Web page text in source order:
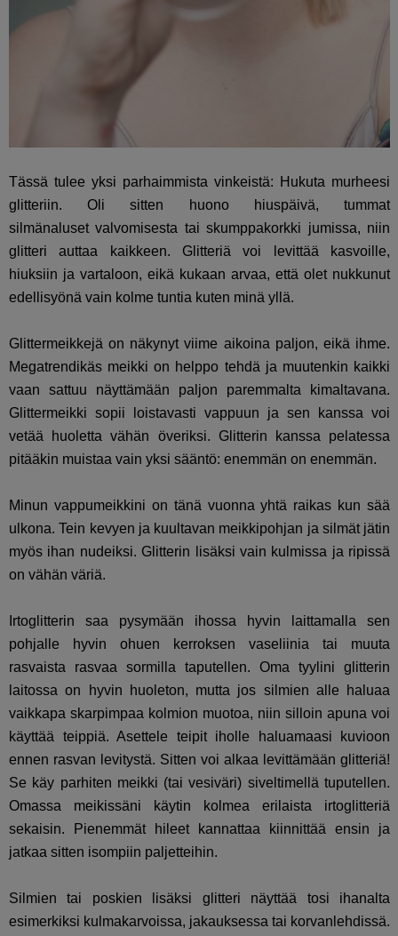
Tässä tulee yksi parhaimmista vinkeistä: Hukuta murheesi
glitteriin. Oli sitten huono hiuspäivä, tummat
silmänaluset valvomisesta tai skumppakorkki jumissa, niin
glitteri auttaa kaikkeen. Glitteriä voi levittää kasvoille,
hiuksiin ja vartaloon, eikä kukaan arvaa, että olet nukkunut
edellisyönä vain kolme tuntia kuten minä yllä.
Glittermeikkejä on näkynyt viime aikoina paljon, eikä ihme.
Megatrendikäs meikki on helppo tehdä ja muutenkin kaikki
vaan sattuu näyttämään paljon paremmalta kimaltavana.
Glittermeikki sopii loistavasti vappuun ja sen kanssa voi
vetää huoletta vähän överiksi. Glitterin kanssa pelatessa
pitääkin muistaa vain yksi sääntö: enemmän on enemmän.
Minun vappumeikkini on tänä vuonna yhtä raikas kun sää
ulkona. Tein kevyen ja kuultavan meikkipohjan ja silmät jätin
myös ihan nudeiksi. Glitterin lisäksi vain kulmissa ja ripissä
on vähän väriä.
Irtoglitterin saa pysymään ihossa hyvin laittamalla sen
pohjalle hyvin ohuen kerroksen vaseliinia tai muuta
rasvaista rasvaa sormilla taputellen. Oma tyylini glitterin
laitossa on hyvin huoleton, mutta jos silmien alle haluaa
vaikkapa skarpimpaa kolmion muotoa, niin silloin apuna voi
käyttää teippiä. Asettele teipit iholle haluamaasi kuvioon
ennen rasvan levitystä. Sitten voi alkaa levittämään glitteriä!
Se käy parhiten meikki (tai vesiväri) siveltimellä tuputellen.
Omassa meikissäni käytin kolmea erilaista irtoglitteriä
sekaisin. Pienemmät hileet kannattaa kiinnittää ensin ja
jatkaa sitten isompiin paljetteihin.
Silmien tai poskien lisäksi glitteri näyttää tosi ihanalta
esimerkiksi kulmakarvoissa, jakauksessa tai korvanlehdissä.